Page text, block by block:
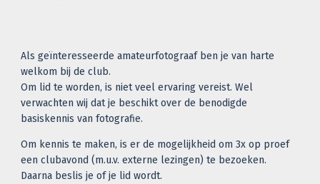
Als geïnteresseerde amateurfotograaf ben je van harte
welkom bij de club.
Om lid te worden, is niet veel ervaring vereist. Wel
verwachten wij dat je beschikt over de benodigde
basiskennis van fotografie.
Om kennis te maken, is er de mogelijkheid om 3x op proef
een clubavond (m.u.v. externe lezingen) te bezoeken.
Daarna beslis je of je lid wordt.